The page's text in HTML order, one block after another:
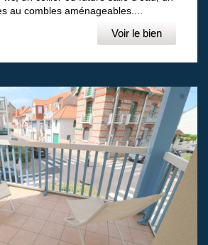
au combles aménageables....
Voir le bien